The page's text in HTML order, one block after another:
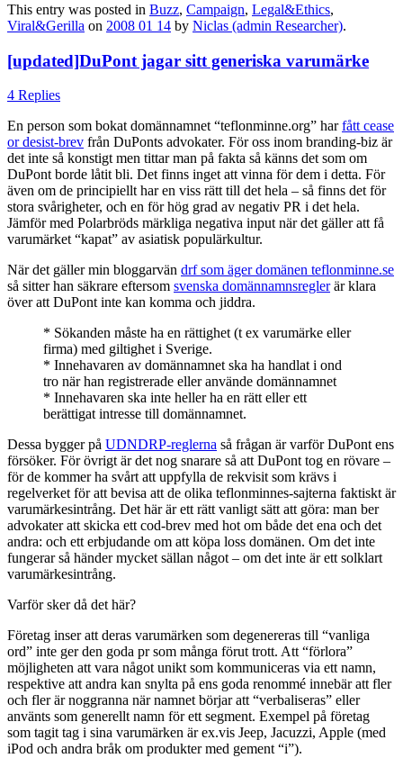
This entry was posted in Buzz, Campaign, Legal&Ethics,
Viral&Gerilla on 2008 01 14 by Niclas (admin Researcher).
[updated]DuPont jagar sitt generiska varumärke
4 Replies
En person som bokat domännamnet “teflonminne.org” harfått cease
or desist-brev från DuPonts advokater. För oss inom branding-biz är
det inte så konstigt men tittar man på fakta så känns det som om
DuPont borde låtit bli. Det finns inget att vinna för dem i detta. För
även om de principiellt har en viss rätt till det hela – så finns det för
stora svårigheter, och en för hög grad av negativ PR i det hela.
Jämför med Polarbröds märkliga negativa input när det gäller att få
varumärket “kapat” av asiatisk populärkultur.
När det gäller min bloggarvän drf som äger domänen teflonminne.se
så sitter han säkrare eftersom svenska domännamnsreglerär klara
över att DuPont inte kan komma och jiddra.
* Sökanden måste ha en rättighet (t ex varumärke eller
firma) med giltighet i Sverige.
* Innehavaren av domännamnet ska ha handlat i ond
tro när han registrerade eller använde domännamnet
* Innehavaren ska inte heller ha en rätt eller ett
berättigat intresse till domännamnet.
Dessa bygger på UDNDRP-reglerna så frågan är varför DuPont ens
försöker. För övrigt är det nog snarare så att DuPont tog en rövare –
för de kommer ha svårt att uppfylla de rekvisit som krävs i
regelverket för att bevisa att de olika teflonminnes-sajterna faktiskt är
varumärkesintrång. Det här är ett rätt vanligt sätt att göra: man ber
advokater att skicka ett cod-brev med hot om både det ena och det
andra: och ett erbjudande om att köpa loss domänen. Om det inte
fungerar så händer mycket sällan något – om det inte är ett solklart
varumärkesintrång.
Varför sker då det här?
Företag inser att deras varumärken som degenereras till “vanliga
ord” inte ger den goda pr som många förut trott. Att “förlora”
möjligheten att vara något unikt som kommuniceras via ett namn,
respektive att andra kan snylta på ens goda renommé innebär att fler
och fler är noggranna när namnet börjar att “verbaliseras” eller
använts som generellt namn för ett segment. Exempel på företag
som tagit tag i sina varumärken är ex.vis Jeep, Jacuzzi, Apple (med
iPod och andra bråk om produkter med gement “i”).